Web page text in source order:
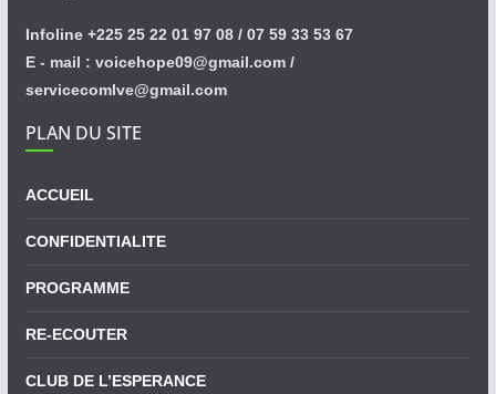
Infoline +225 25 22 01 97 08 / 07 59 33 53 67
E - mail : voicehope09@gmail.com /
servicecomlve@gmail.com
PLAN DU SITE
ACCUEIL
CONFIDENTIALITE
PROGRAMME
RE-ECOUTER
CLUB DE L’ESPERANCE